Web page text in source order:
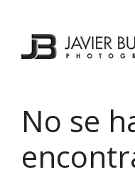
contenido
No se